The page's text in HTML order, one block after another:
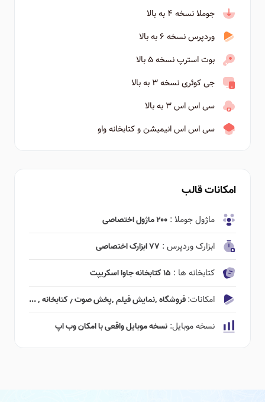
جوملا نسخه ۴ به بالا
وردپرس نسخه ۶ به بالا
بوت استرپ نسخه ۵ بالا
جی کوئری نسخه ۳ به بالا
سی اس اس ۳ به بالا
سی اس اس انیمیشن و کتابخانه واو
امکانات قالب
ماژول جوملا : ۲۰۰ ماژول اختصاصی
ابزارک وردپرس : ۷۷ ابزارک اختصاصی
کتابخانه ها : ۱۵ کتابخانه جاوا اسکریپت
امکانات:فروشگاه ٬‌نمایش فیلم ٬‌پخش صوت ٫ کتابخانه ٬ ...
نسخه موبایل: نسخه موبایل واقعی با امکان وب اپ